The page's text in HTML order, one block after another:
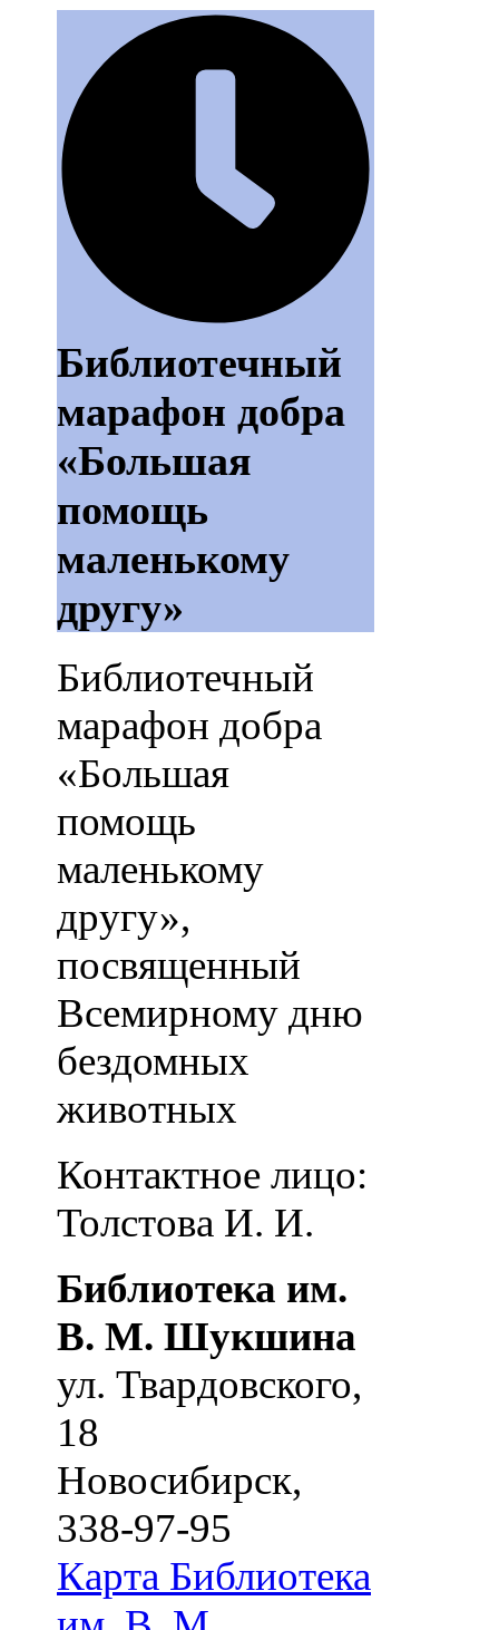
Библиотечный
марафон добра
«Большая
помощь
маленькому
другу»
Библиотечный
марафон добра
«Большая
помощь
маленькому
другу»,
посвященный
Всемирному дню
бездомных
животных
Контактное лицо:
Толстова И. И.
Библиотека им.
В. М. Шукшина
ул. Твардовского,
18
Новосибирск,
338-97-95
Карта Библиотека